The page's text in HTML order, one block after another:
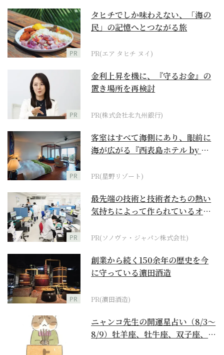
PR
タヒチでしか味わえない、「海の
民」の記憶へとつながる旅
PR(エア タヒチ ヌイ)
PR
金利上昇を機に、『守るお金』の
置き場所を再検討
PR(株式会社北九州銀行)
PR
客室はすべて海側にあり、眼前に
海が広がる『西表島ホテル by 星
PR(星野リゾート)
PR
最先端の技術と技術者たちの熱い
気持ちによって作られているオー
PR(ソノヴァ・ジャパン株式会社)
PR
創業から続く150余年の歴史を今
に守っている濵田酒造
PR(濵田酒造)
ニャンコ先生の開運星占い（8/3～
8/9）牡羊座、牡牛座、双子座、蟹